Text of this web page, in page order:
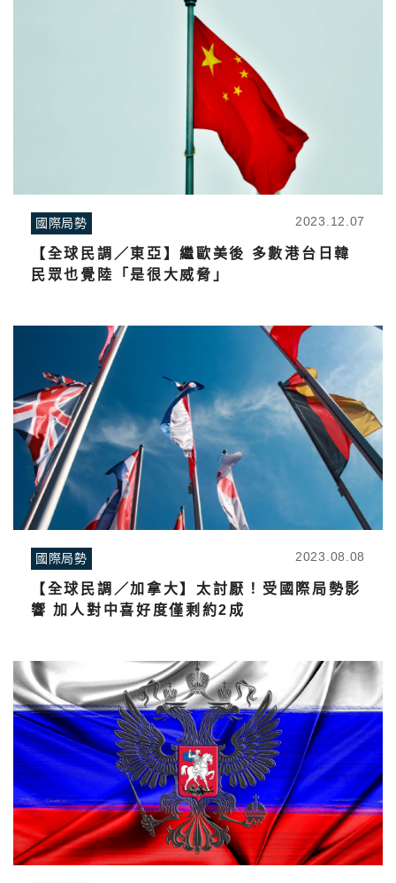
國際局勢 2023.12.07
【全球民調／東亞】繼歐美後 多數港台日韓
民眾也覺陸「是很大威脅」
國際局勢 2023.08.08
【全球民調／加拿大】太討厭！受國際局勢影
響 加人對中喜好度僅剩約2成